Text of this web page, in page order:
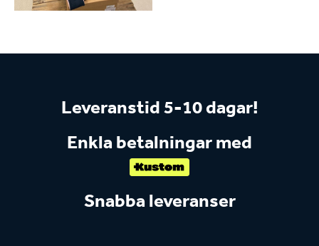
Leveranstid 5-10 dagar!
Enkla betalningar med
Snabba leveranser